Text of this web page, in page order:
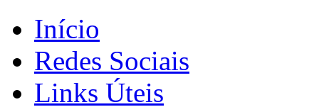
Início
Redes Sociais
Links Úteis